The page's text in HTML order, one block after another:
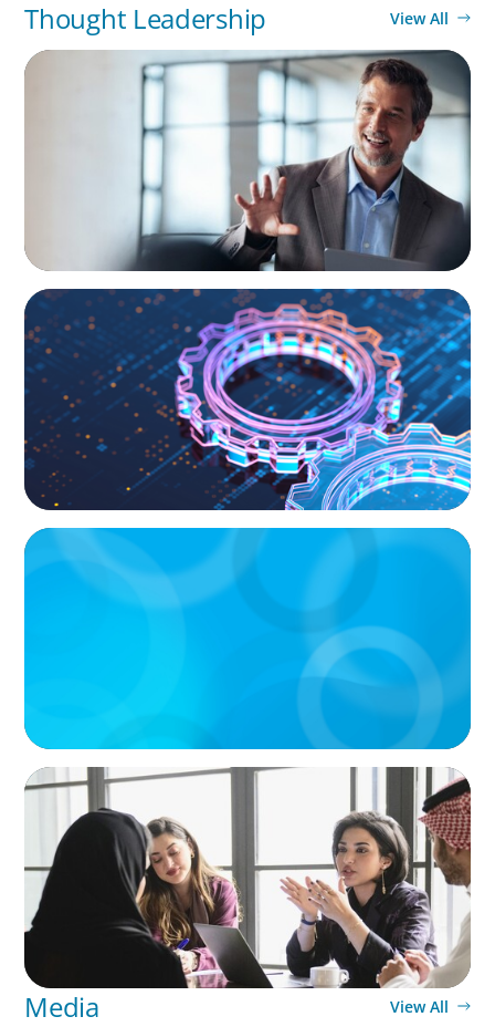
Thought Leadership View All
ARTICLES & PAPERS
A First External CEO Leads a First
Generational Succession
BOYDEN REPORT SERIES
What’s Next for Industry? AI, Transformation,
and the Talent Imperative
ARTICLES & PAPERS
Handle with Care: A Private Equity Talent
Playbook For Founder or Family-Run
Businesses
ARTICLES & PAPERS
Recruiting Centralized Leadership for a
Diversified Family Conglomerate
Media View All